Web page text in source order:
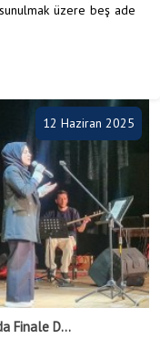
üzere beş ade
12 Haziran 2025
Finale D...